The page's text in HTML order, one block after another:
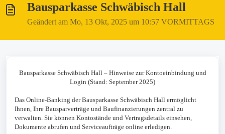
Bausparkasse Schwäbisch Hall
Geändert am Mo, 13 Okt, 2025 um 10:57 VORMITTAGS
Bausparkasse Schwäbisch Hall – Hinweise zur Kontoeinbindung und
Login (Stand: September 2025)
Das Online-Banking der Bausparkasse Schwäbisch Hall ermöglicht
Ihnen, Ihre Bausparverträge und Baufinanzierungen zentral zu
verwalten. Sie können Kontostände und Vertragsdetails einsehen,
Dokumente abrufen und Serviceaufträge online erledigen.